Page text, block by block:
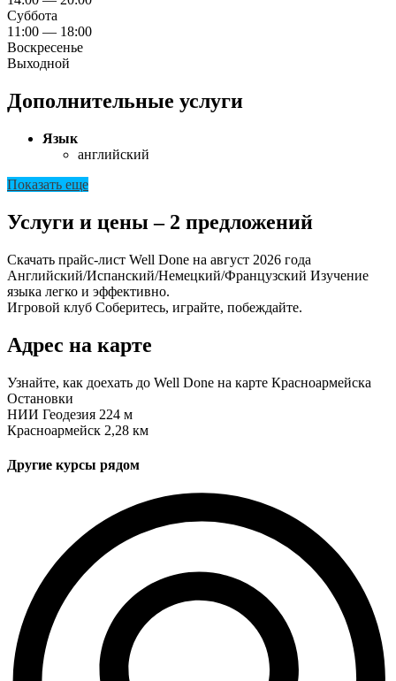
Суббота
11:00 — 18:00
Воскресенье
Выходной
Дополнительные услуги
Язык
английский
Показать еще
Услуги и цены – 2 предложений
Скачать прайс-лист Well Done на август 2026 года
Английский/Испанский/Немецкий/Французский Изучение
языка легко и эффективно.
Игровой клуб Соберитесь, играйте, побеждайте.
Адрес на карте
Узнайте, как доехать до Well Done на карте Красноармейска
Остановки
НИИ Геодезия 224 м
Красноармейск 2,28 км
Другие курсы рядом